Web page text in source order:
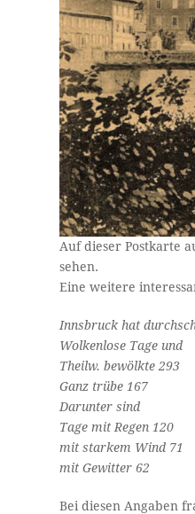
Auf dieser Postkarte
sehen.
Eine weitere
Innsbruck hat
Wolkenlose Tage und
Theilw. bewölkte 293
Ganz trübe 167
Darunter sind
Tage mit Regen 120
mit starkem Wind 71
mit Gewitter 62
Bei diesen Angaben